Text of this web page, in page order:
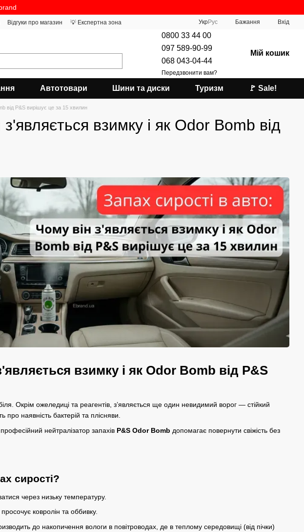
Відгуки про магазин 💡 Експертна зона УкрРус Бажання Вхід
0800 33 44 00
097 589-90-99
068 043-04-44
Передзвонити вам?
Мій кошик
Автотовари Шини та диски Туризм 🚩 Sale!
від P&S вирішує це за 15 хвилин
взимку і як Odor Bomb від
взимку і як Odor Bomb від P&S
Окрім ожеледиці та реагентів, з’являється ще один невидимий ворог — стійкий
про наявність бактерій та плісняви.
нейтралізатор запахів P&S Odor Bomb допомагає повернути свіжість без
сирості?
через низьку температуру.
ковролін та оббивку.
до накопичення вологи в повітроводах, де в теплому середовищі (від пічки)